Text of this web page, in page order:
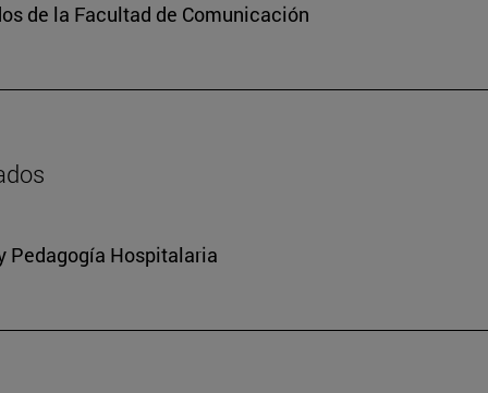
de la Facultad de Comunicación
Pedagogía Hospitalaria